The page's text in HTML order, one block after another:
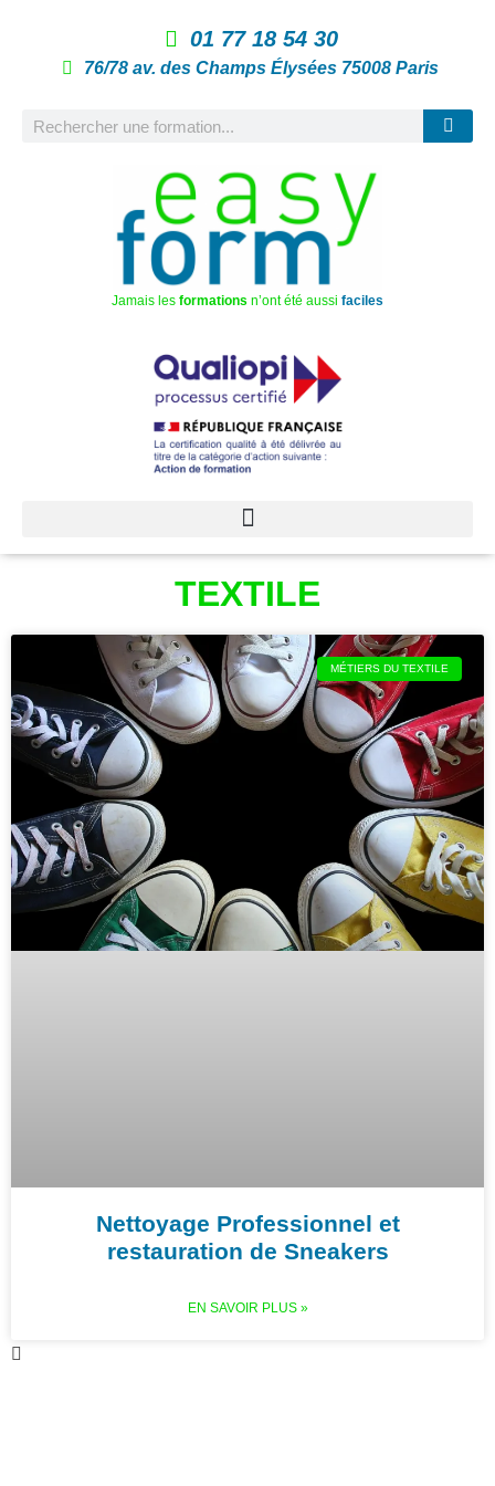
01 77 18 54 30
76/78 av. des Champs Élysées 75008 Paris
Jamais les formations n’ont été aussi faciles
TEXTILE
MÉTIERS DU TEXTILE
Nettoyage Professionnel et
restauration de Sneakers
EN SAVOIR PLUS »